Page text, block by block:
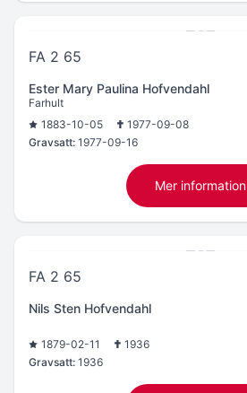
FA 2 65
Ester Mary Paulina Hofvendahl
Farhult
1883-10-05
1977-09-08
Gravsatt: 1977-09-16
Mer information
FA 2 65
Nils Sten Hofvendahl
1879-02-11
1936
Gravsatt: 1936